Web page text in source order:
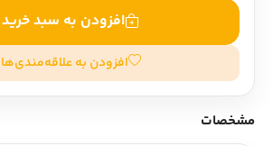
افزودن به سبد خرید
افزودن به علاقه‌مندی‌ها
مشخصات